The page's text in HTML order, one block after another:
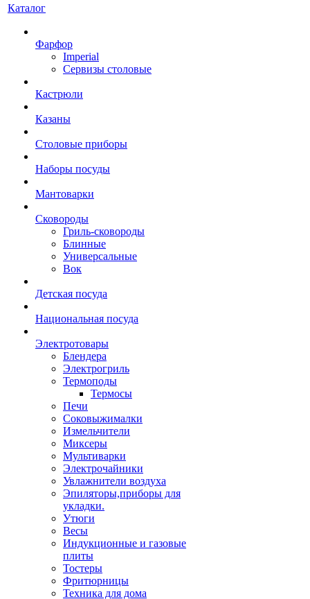
Каталог
Фарфор
Imperial
Сервизы столовые
Кастрюли
Казаны
Столовые приборы
Наборы посуды
Мантоварки
Сковороды
Гриль-сковороды
Блинные
Универсальные
Вок
Детская посуда
Национальная посуда
Электротовары
Блендера
Электрогриль
Термоподы
Термосы
Печи
Соковыжималки
Измельчители
Миксеры
Мультиварки
Электрочайники
Увлажнители воздуха
Эпиляторы,приборы для
укладки.
Утюги
Весы
Индукционные и газовые
плиты
Тостеры
Фритюрницы
Техника для дома